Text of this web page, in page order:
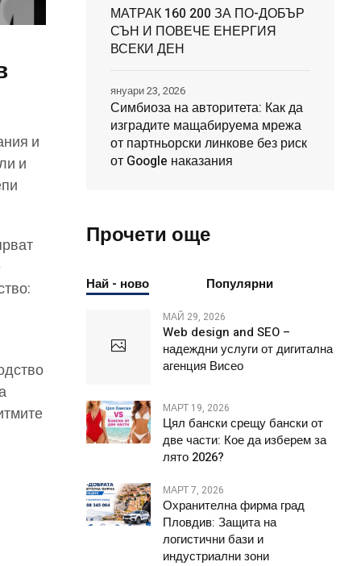
и
и
МАТРАК 160 200 ЗА ПО-ДОБЪР
СЪН И ПОВЕЧЕ ЕНЕРГИЯ
ВСЕКИ ДЕН
Симбиоза на авторитета: Как да
изградите мащабируема мрежа
от партньорски линкове без риск
от Google наказания
януари 23, 2026
Прочети още
Най - ново Популярни
МАЙ 29, 2026
Web design and SEO –
надеждни услуги от дигитална
агенция Висео
МАРТ 19, 2026
Цял бански срещу бански от
две части: Кое да изберем за
лято 2026?
МАРТ 7, 2026
Охранителна фирма град
Пловдив: Защита на
логистични бази и
индустриални зони